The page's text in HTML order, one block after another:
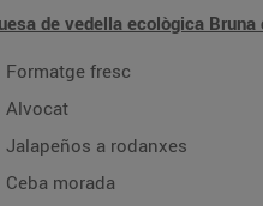
de vedella ecològica
Formatge fresc
Alvocat
Jalapeños a rodanxes
Ceba morada